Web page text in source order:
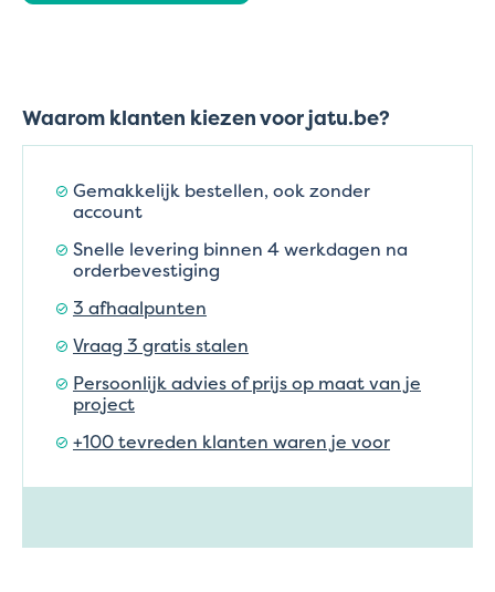
Waarom klanten kiezen voor jatu.be?
Gemakkelijk bestellen, ook zonder
account
Snelle levering binnen 4 werkdagen na
orderbevestiging
3 afhaalpunten
Vraag 3 gratis stalen
Persoonlijk advies of prijs op maat van je
project
+100 tevreden klanten waren je voor